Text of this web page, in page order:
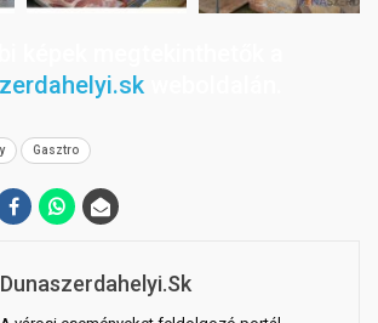
Gasztro
Dunaszerdahelyi.sk